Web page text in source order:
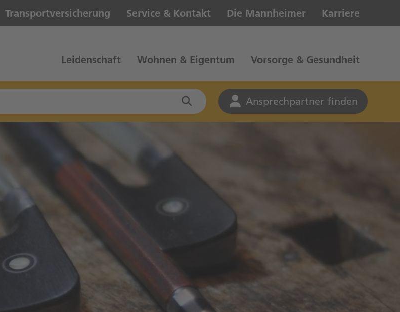
Transportversicherung Service & Kontakt Die Mannheimer Karriere
Leidenschaft Wohnen & Eigentum Vorsorge & Gesundheit
Ansprechpartner finden